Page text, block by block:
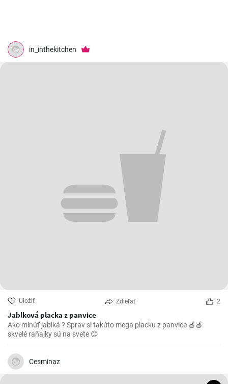
in_inthekitchen
Uložiť Zdieľať 2
Jablková placka z panvice
Ako minúť jablká ? Sprav si takúto mega placku z panvice 🍎🍏
skvelé raňajky sú na svete 😊
Cesminaz